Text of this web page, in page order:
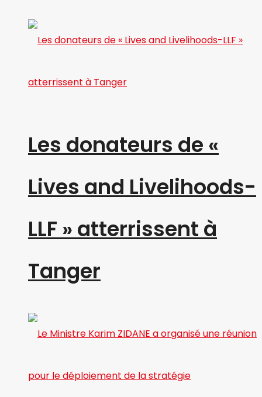
Les donateurs de «
Lives and Livelihoods-
LLF » atterrissent à
Tanger